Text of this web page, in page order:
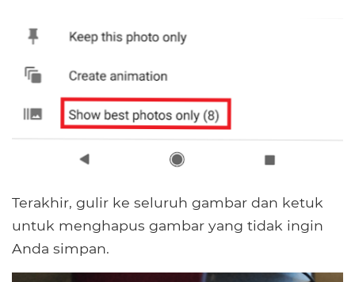
Terakhir, gulir ke seluruh gambar dan ketuk
untuk menghapus gambar yang tidak ingin
Anda simpan.